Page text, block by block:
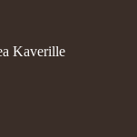
Kaverille